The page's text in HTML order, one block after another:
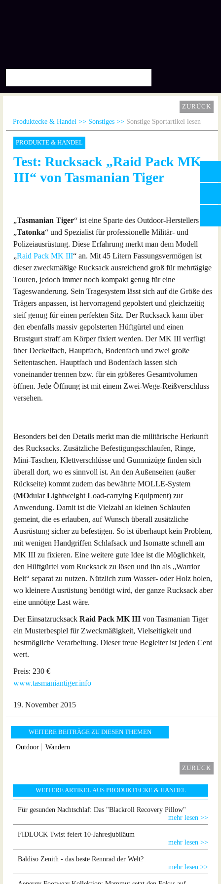
ZURÜCK
Produktecke & Handel Sonstiges Sonstige Sportartikel lesen
PRODUKTE & HANDEL
Test: Rucksack „Raid Pack MK
III“ von Tasmanian Tiger
„Tasmanian Tiger“ ist eine Sparte des Outdoor-Herstellers
„Tatonka“ und Spezialist für professionelle Militär- und
Polizeiausrüstung. Diese Erfahrung merkt man dem Modell
„Raid Pack MK III“ an. Mit 45 Litern Fassungsvermögen ist
dieser zweckmäßige Rucksack ausreichend groß für mehrtägige
Touren, jedoch immer noch kompakt genug für eine
Tageswanderung. Sein Tragesystem lässt sich auf die Größe des
Trägers anpassen, ist hervorragend gepolstert und gleichzeitig
steif genug für einen perfekten Sitz. Der Rucksack kann über
den ebenfalls massiv gepolsterten Hüftgürtel und einen
Brustgurt straff am Körper fixiert werden. Der MK III verfügt
über Deckelfach, Hauptfach, Bodenfach und zwei große
Seitentaschen. Hauptfach und Bodenfach lassen sich
voneinander trennen bzw. für ein größeres Gesamtvolumen
öffnen. Jede Öffnung ist mit einem Zwei-Wege-Reißverschluss
versehen.
Besonders bei den Details merkt man die militärische Herkunft
des Rucksacks. Zusätzliche Befestigungsschlaufen, Ringe,
Mini-Taschen, Klettverschlüsse und Gummizüge finden sich
überall dort, wo es sinnvoll ist. An den Außenseiten (außer
Rückseite) kommt zudem das bewährte MOLLE-System
(MOdularLightweight Load-carrying Equipment) zur
Anwendung. Damit ist die Vielzahl an kleinen Schlaufen
gemeint, die es erlauben, auf Wunsch überall zusätzliche
Ausrüstung sicher zu befestigen. So ist überhaupt kein Problem,
mit wenigen Handgriffen Schlafsack und Isomatte schnell am
MK III zu fixieren. Eine weitere gute Idee ist die Möglichkeit,
den Hüftgürtel vom Rucksack zu lösen und ihn als „Warrior
Belt“ separat zu nutzen. Nützlich zum Wasser- oder Holz holen,
wo kleinere Ausrüstung benötigt wird, der ganze Rucksack aber
eine unnötige Last wäre.
Der Einsatzrucksack Raid Pack MK III von Tasmanian Tiger
ein Musterbespiel für Zweckmäßigkeit, Vielseitigkeit und
bestmögliche Verarbeitung. Dieser treue Begleiter ist jeden Cent
wert.
Preis: 230 €
www.tasmaniantiger.info
19. November 2015
WEITERE BEITRÄGE ZU DIESEN THEMEN
Outdoor Wandern
ZURÜCK
WEITERE ARTIKEL AUS PRODUKTECKE & HANDEL
Für gesunden Nachtschlaf: Das "Blackroll Recovery Pillow"
mehr lesen >>
FIDLOCK Twist feiert 10-Jahresjubiläum
mehr lesen >>
Baldiso Zenith - das beste Rennrad der Welt?
mehr lesen >>